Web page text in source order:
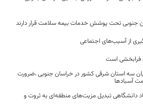
از آسیب‌های اجتماعی
فرابخشی است
سه استان شرقی کشور در خراسان جنوبی ،ضرورت
آسبادها
دانشگاهی تبدیل مزیت‌های منطقه‌ای به ثروت و